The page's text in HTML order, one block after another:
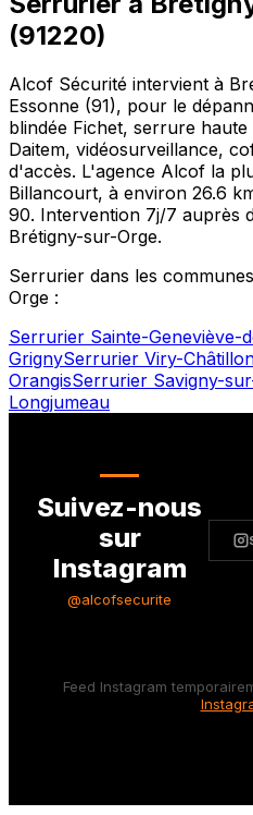
(91220)
Alcof Sécurité intervient à
Essonne (91), pour le
blindée Fichet, serrure
Daitem, vidéosurveillance,
d'accès. L'agence Alcof la
Billancourt, à environ 26.6
90. Intervention 7j/7 auprès
Brétigny-sur-Orge.
Serrurier dans les
Orge :
Serrurier Sainte-Geneviève-
GrignySerrurier Viry-
OrangisSerrurier Savigny-
Longjumeau
Suivez-nous
sur
Instagram
@alcofsecurite
Feed Instagram